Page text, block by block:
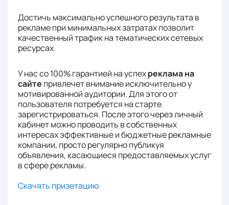
Достичь максимально успешного результата в
рекламе при минимальных затратах позволит
качественный трафик на тематических сетевых
ресурсах.
У нас со 100% гарантией на успехреклама на
сайте привлечет внимание исключительно у
мотивированной аудитории. Для этого от
пользователя потребуется на старте
зарегистрироваться. После этого через личный
кабинет можно проводить в собственных
интересах эффективные и бюджетные рекламные
компании, просто регулярно публикуя
объявления, касающиеся предоставляемых услуг
в сфере рекламы.
Скачять призетацию